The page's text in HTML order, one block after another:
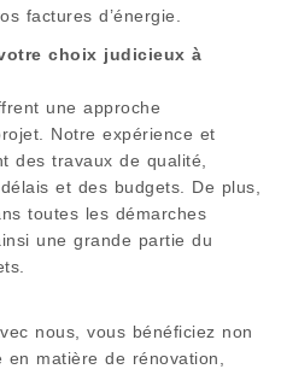
factures d’énergie.
choix judicieux à
une approche
Notre expérience et
des travaux de qualité,
et des budgets. De plus,
toutes les démarches
une grande partie du
nous, vous bénéficiez non
matière de rénovation,